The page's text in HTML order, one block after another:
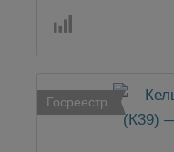
Госреестр